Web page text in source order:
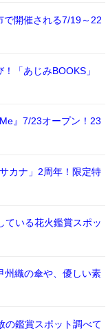
で開催される7/19～22
「あじみBOOKS」
』7/23オープン！23
カナ」2周年！限定特
ている花火鑑賞スポッ
州織の傘や、優しい素
の鑑賞スポット調べて